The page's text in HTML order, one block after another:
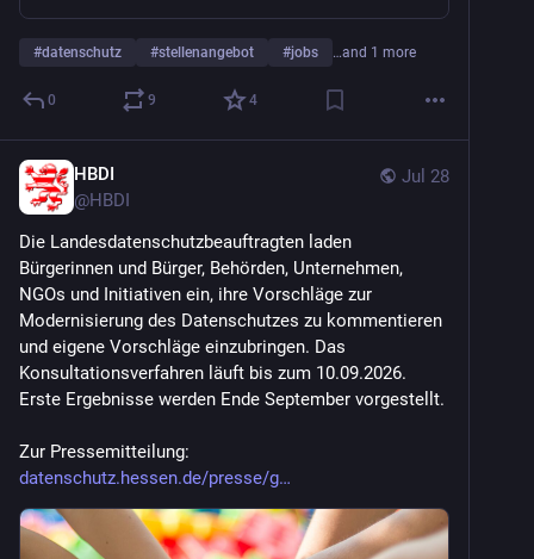
#datenschutz #stellenangebot #jobs …and 1 more
0 9 4
Jul 28
HBDI
@HBDI
Die Landesdatenschutzbeauftragten laden
Bürgerinnen und Bürger, Behörden, Unternehmen,
NGOs und Initiativen ein, ihre Vorschläge zur
Modernisierung des Datenschutzes zu kommentieren
und eigene Vorschläge einzubringen. Das
Konsultationsverfahren läuft bis zum 10.09.2026.
Erste Ergebnisse werden Ende September vorgestellt.
Zur Pressemitteilung:
datenschutz.hessen.de/presse/g